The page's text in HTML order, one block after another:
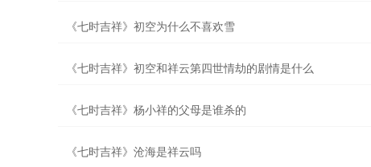
《七时吉祥》初空为什么不喜欢雪
《七时吉祥》初空和祥云第四世情劫的剧情是什么
《七时吉祥》杨小祥的父母是谁杀的
《七时吉祥》沧海是祥云吗